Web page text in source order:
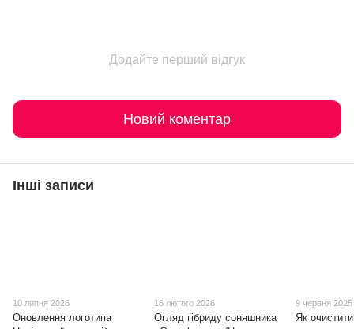
Додайте перший відгук
Новий коментар
Інші записи
10 липня 2026
Оновлення логотипа
16 лютого 2026
Огляд гібриду соняшника
9 червня 2025
Як